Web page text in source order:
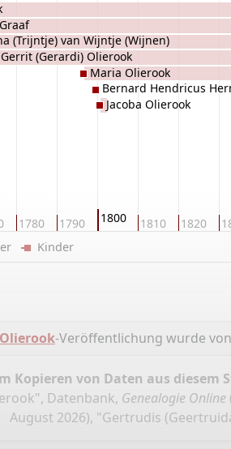
1780 1790 1800 1810 1820
(Trijntje) van Wijntje (Wijnen)
Gerrit (Gerardi) Olierook
Maria Olierook
Bernard Hendricus
Jacoba Olierook
Kinder
-Veröffentlichung wurde von
Kopieren von Daten aus
Datenbank, Genealogie Online
August 2026), "Gertrudis